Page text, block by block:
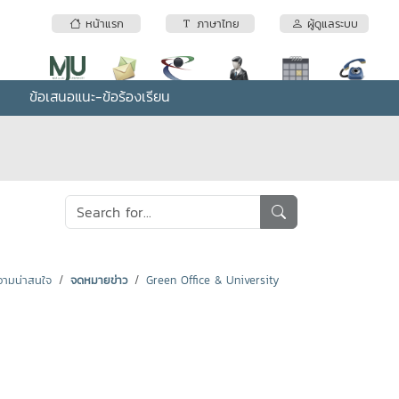
หน้าแรก ภาษาไทย ผู้ดูแลระบบ
ข้อเสนอแนะ-ข้อร้องเรียน
มน่าสนใจ จดหมายข่าว
Green Office & University